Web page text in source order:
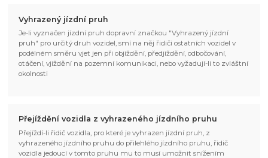
Vyhrazený jízdní pruh
Je-li vyznačen jízdní pruh dopravní značkou "Vyhrazený jízdní
pruh" pro určitý druh vozidel, smí na něj řidiči ostatních vozidel v
podélném směru vjet jen při objíždění, předjíždění, odbočování,
otáčení, vjíždění na pozemní komunikaci, nebo vyžadují-li to zvláštní
okolnosti
Přejíždění vozidla z vyhrazeného jízdního pruhu
Přejíždí-li řidič vozidla, pro které je vyhrazen jízdní pruh, z
vyhrazeného jízdního pruhu do přilehlého jízdního pruhu, řidič
vozidla jedoucí v tomto pruhu mu to musí umožnit snížením